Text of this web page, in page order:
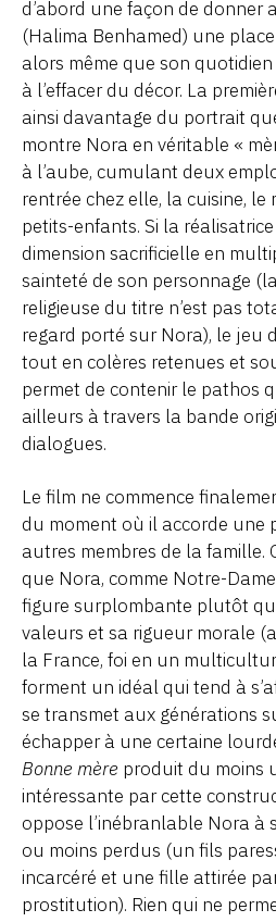
d’abord une façon de donner
(Halima Benhamed) une
alors même que son
à l’effacer du décor. La
ainsi davantage du portrait
montre Nora en véritable «
à l’aube, cumulant deux
rentrée chez elle, la cuisine, le
petits-enfants. Si la
dimension sacrificielle en
sainteté de son personnage
religieuse du titre n’est pas
regard porté sur Nora), le jeu
tout en colères retenues et
permet de contenir le pathos
ailleurs à travers la bande
dialogues.
Le film ne commence
du moment où il accorde une
autres membres de la famille.
que Nora, comme Notre-
figure surplombante plutôt
valeurs et sa rigueur morale
la France, foi en un
forment un idéal qui tend à
se transmet aux générations
échapper à une certaine
Bonne mère produit du moins
intéressante par cette
oppose l’inébranlable Nora à
ou moins perdus (un fils
incarcéré et une fille attirée
prostitution). Rien qui ne